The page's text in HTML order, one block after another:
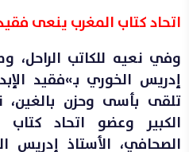
اتحاد كتاب المغرب ينعى
وفي نعيه للكاتب الراحل،
إدريس الخوري بـ»فقيد
تلقى بأسى وحزن بالغين،
الكبير وعضو اتحاد كتاب